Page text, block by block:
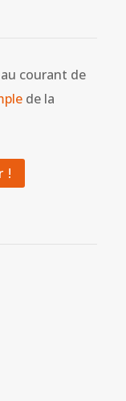
courant de
de la
!